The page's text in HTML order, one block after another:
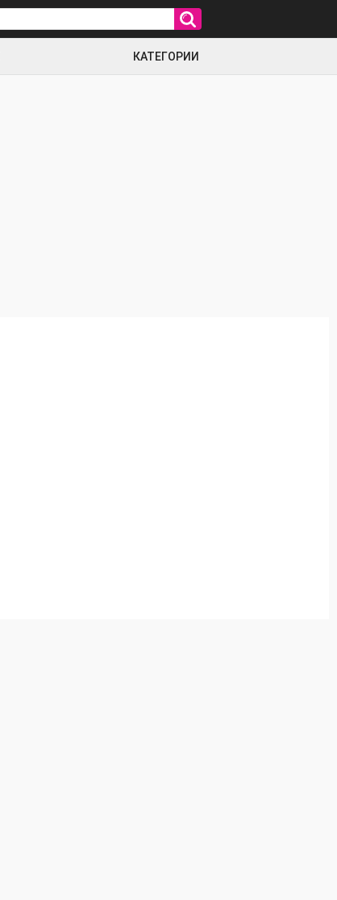
КАТЕГОРИИ